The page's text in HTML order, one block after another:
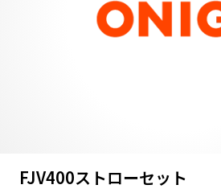
FJV400ストローセット